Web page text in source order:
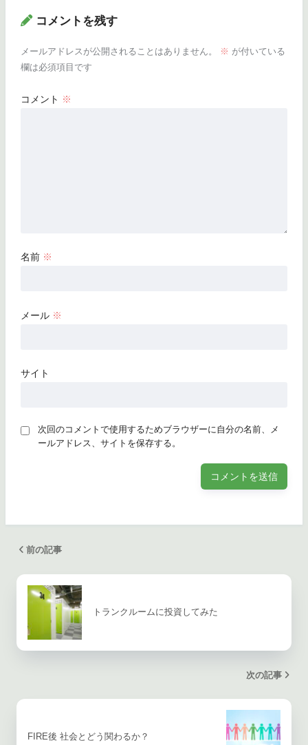
コメントを残す
メールアドレスが公開されることはありません。 ※ が付いている
欄は必須項目です
コメント ※
名前 ※
メール ※
サイト
次回のコメントで使用するためブラウザーに自分の名前、メ
ールアドレス、サイトを保存する。
前の記事
トランクルームに投資してみた
次の記事
FIRE後 社会とどう関わるか？